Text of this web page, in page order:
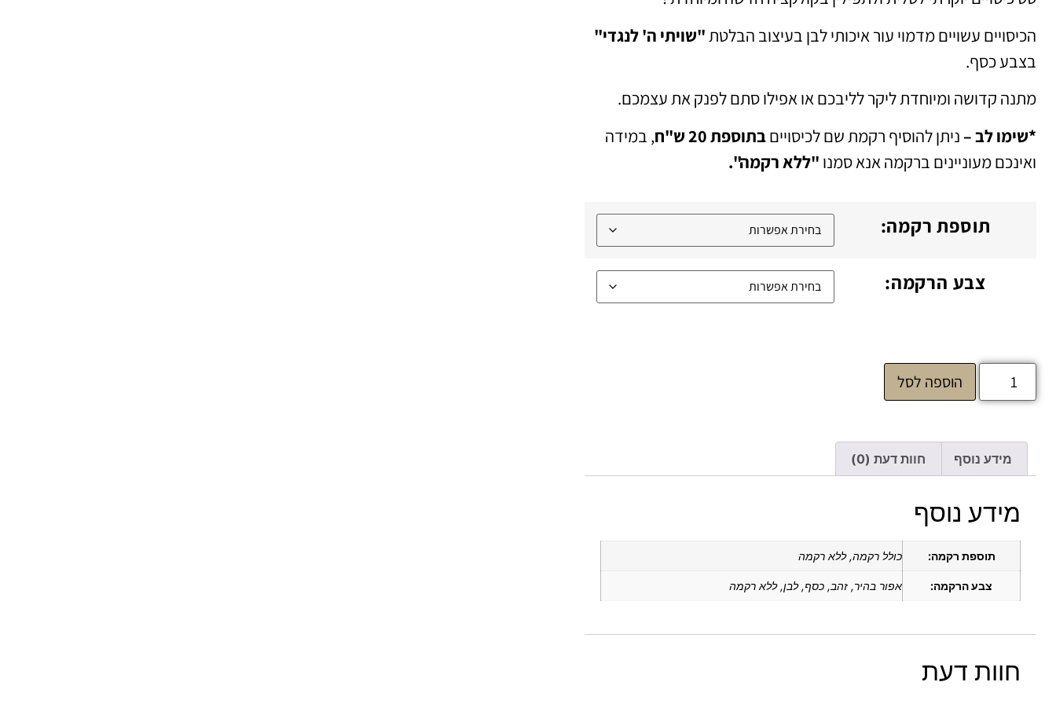
הכיסויים עשויים מדמוי עור איכותי לבן בעיצוב הבלטת"שויתי ה' לנגדי"
בצבע כסף.
מתנה קדושה ומיוחדת ליקר לליבכם או אפילו סתם לפנק את עצמכם.
*שימו לב – ניתן להוסיף רקמת שם לכיסוייםבתוספת 20 ש"ח
, במידה
ואינכם מעוניינים ברקמה אנא סמנו "ללא רקמה".
תוספת רקמה:
צבע הרקמה:
הוספה לסל
מידע נוסף חוות דעת (0)
מידע נוסף
תוספת רקמה: כולל רקמה, ללא רקמה
צבע הרקמה: אפור בהיר, זהב, כסף, לבן, ללא רקמה
חוות דעת